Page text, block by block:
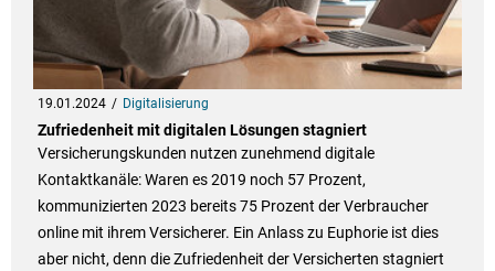
19.01.2024 Digitalisierung
Zufriedenheit mit digitalen Lösungen stagniert
Versicherungskunden nutzen zunehmend digitale
Kontaktkanäle: Waren es 2019 noch 57 Prozent,
kommunizierten 2023 bereits 75 Prozent der Verbraucher
online mit ihrem Versicherer. Ein Anlass zu Euphorie ist dies
aber nicht, denn die Zufriedenheit der Versicherten stagniert